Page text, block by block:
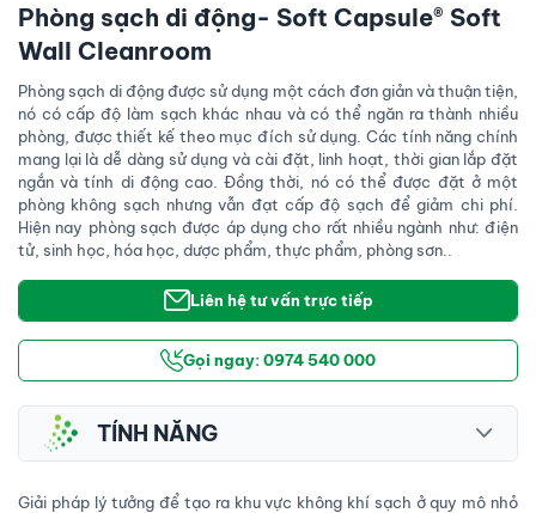
Phòng sạch di động- Soft Capsule® Soft
Wall Cleanroom
Phòng sạch di động được sử dụng một cách đơn giản và thuận tiện,
nó có cấp độ làm sạch khác nhau và có thể ngăn ra thành nhiều
phòng, được thiết kế theo mục đích sử dụng. Các tính năng chính
mang lại là dễ dàng sử dụng và cài đặt, linh hoạt, thời gian lắp đặt
ngắn và tính di động cao. Đồng thời, nó có thể được đặt ở một
phòng không sạch nhưng vẫn đạt cấp độ sạch để giảm chi phí.
Hiện nay phòng sạch được áp dụng cho rất nhiều ngành như: điện
tử, sinh học, hóa học, dược phẩm, thực phẩm, phòng sơn..
Liên hệ tư vấn trực tiếp
Gọi ngay: 0974 540 000
TÍNH NĂNG
Giải pháp lý tưởng để tạo ra khu vực không khí sạch ở quy mô nhỏ